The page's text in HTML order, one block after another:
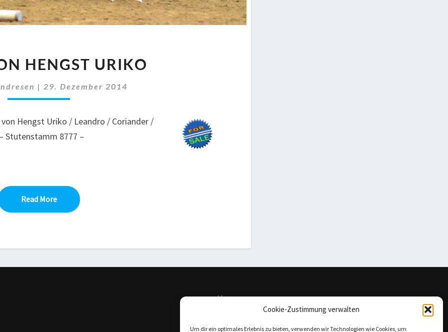
Cookie-Zustimmung verwalten
Um dir ein optimales Erlebnis zu bieten, verwenden wir Technologien wie Cookies, um
VON
URIKO
HENGST URIKO
| 29. Dezember 2014
Hengst Uriko / Leandro / Coriander /
Stutenstamm 8777 –
Read MoreRead More
Homepage